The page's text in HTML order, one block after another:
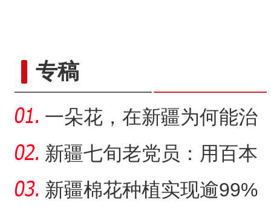
专稿
一朵花，在新疆为何能治
沙又致富？
新疆七旬老党员：用百本
日记记录村子半个多世纪
新疆棉花种植实现逾99%